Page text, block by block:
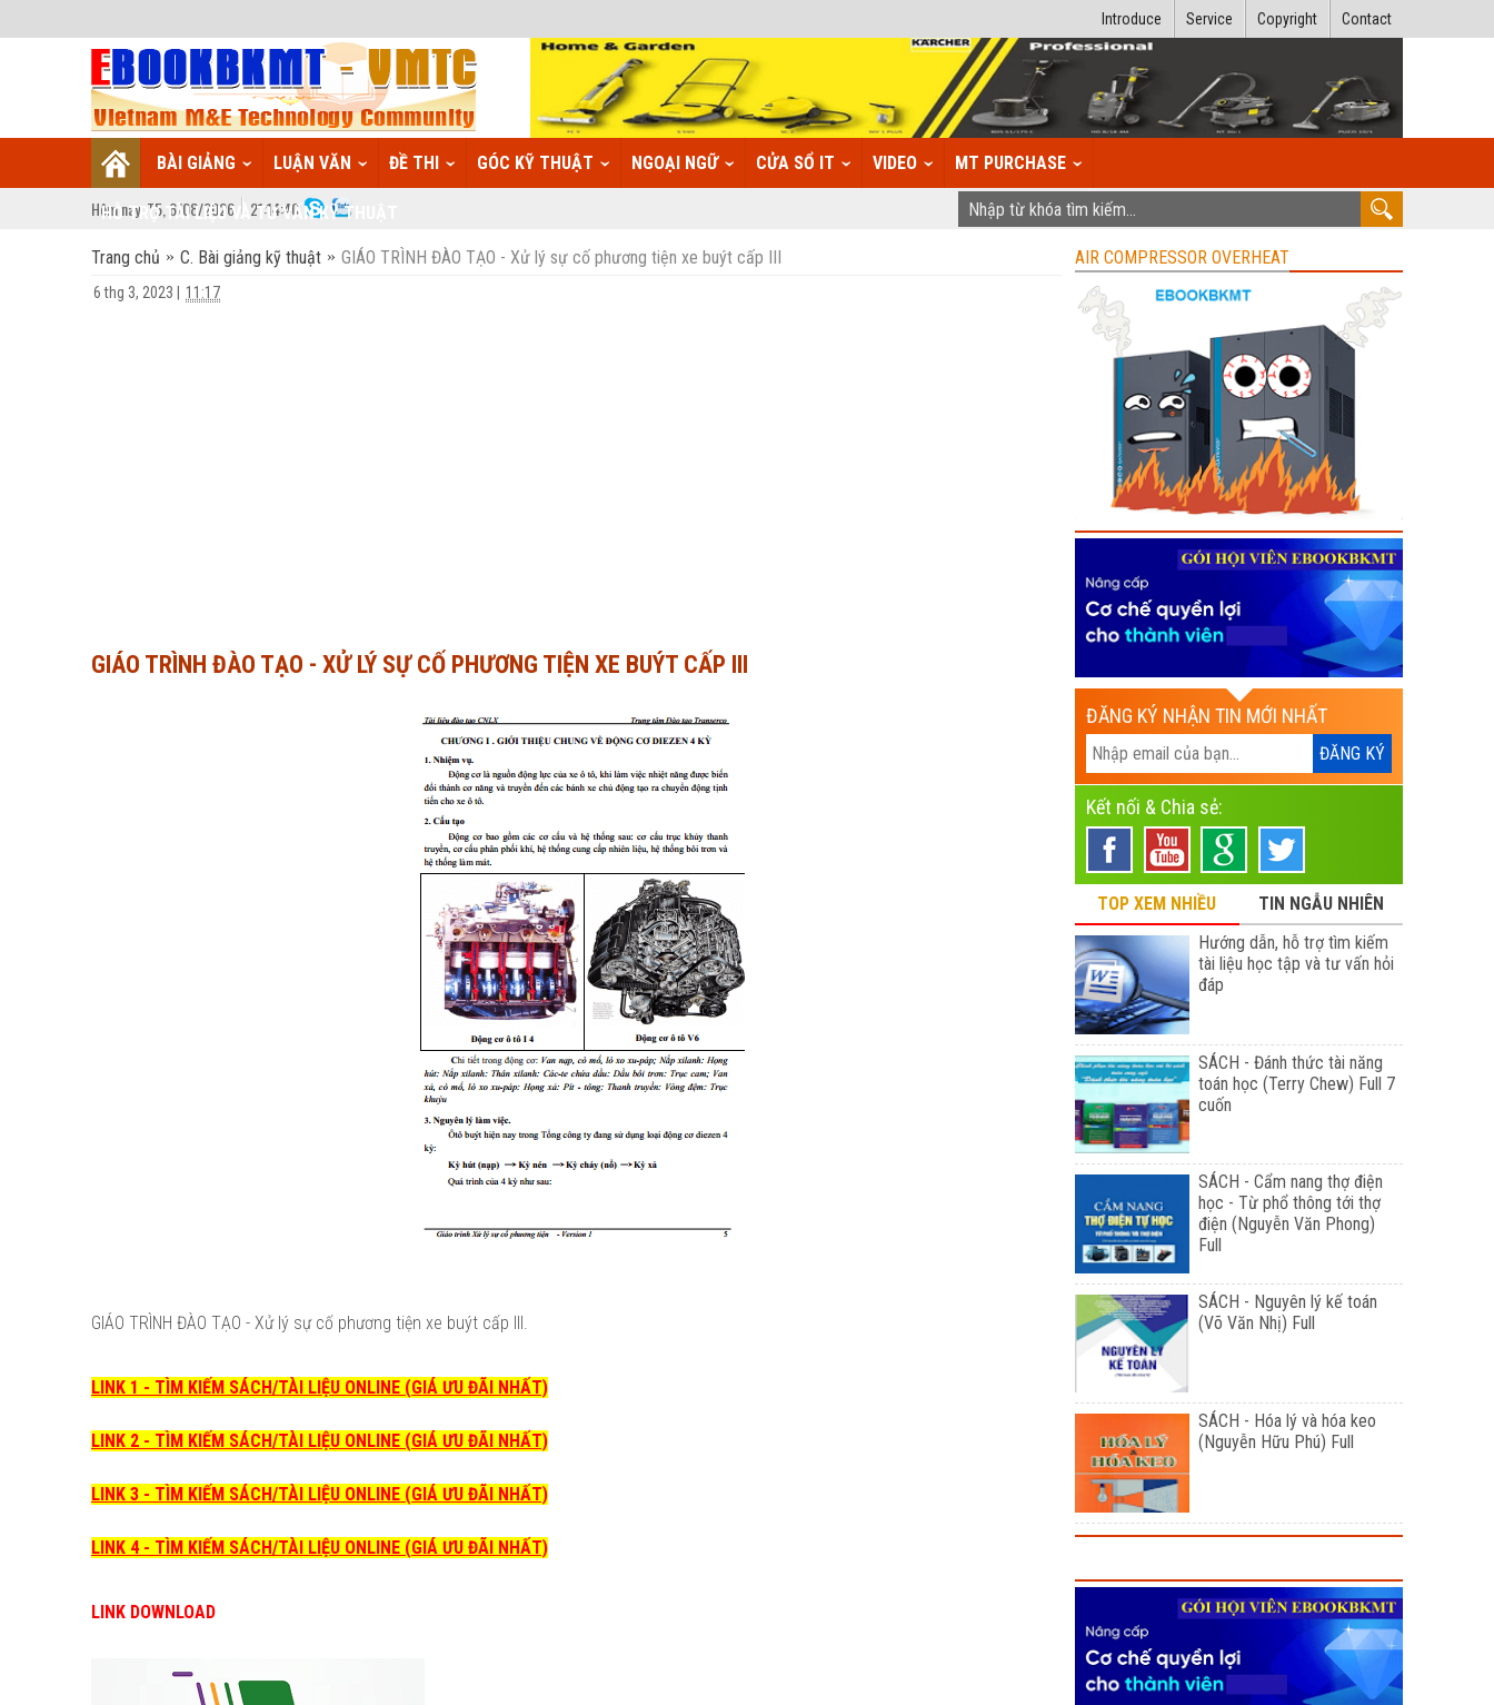
Contact
Copyright
Service
Introduce
BÀI GIẢNG LUẬN VĂN ĐỀ THI GÓC KỸ THUẬT NGOẠI NGỮ CỬA SỔ IT VIDEO MT PURCHASE
HỖ TRỢ TÀI LIỆU VÀ TƯ VẤN KỸ THUẬT
Hôm nay: T5, 6/08/2026 21:14:41
Trang chủ C. Bài giảng kỹ thuật GIÁO TRÌNH ĐÀO TẠO - Xử lý sự cố phương tiện xe buýt cấp III
6 thg 3, 2023 11:17
GIÁO TRÌNH ĐÀO TẠO - XỬ LÝ SỰ CỐ PHƯƠNG TIỆN XE BUÝT CẤP III
GIÁO TRÌNH ĐÀO TẠO - Xử lý sự cố phương tiện xe buýt cấp III.
LINK 1 - TÌM KIẾM SÁCH/TÀI LIỆU ONLINE (GIÁ ƯU ĐÃI NHẤT)
LINK 2 - TÌM KIẾM SÁCH/TÀI LIỆU ONLINE (GIÁ ƯU ĐÃI NHẤT)
LINK 3 - TÌM KIẾM SÁCH/TÀI LIỆU ONLINE (GIÁ ƯU ĐÃI NHẤT)
LINK 4 - TÌM KIẾM SÁCH/TÀI LIỆU ONLINE (GIÁ ƯU ĐÃI NHẤT)
LINK DOWNLOAD
AIR COMPRESSOR OVERHEAT
ĐĂNG KÝ NHẬN TIN MỚI NHẤT
Kết nối & Chia sẻ:
TOP XEM NHIỀU
TIN NGẪU NHIÊN
Hướng dẫn, hỗ trợ tìm kiếm
tài liệu học tập và tư vấn hỏi
đáp
SÁCH - Đánh thức tài năng
toán học (Terry Chew) Full 7
cuốn
SÁCH - Cẩm nang thợ điện
học - Từ phổ thông tới thợ
điện (Nguyễn Văn Phong)
Full
SÁCH - Nguyên lý kế toán
(Võ Văn Nhị) Full
SÁCH - Hóa lý và hóa keo
(Nguyễn Hữu Phú) Full